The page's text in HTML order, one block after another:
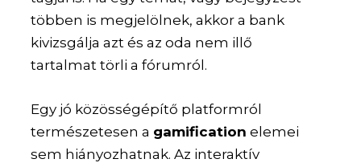
többen is megjelölnek, akkor a bank
kivizsgálja azt és az oda nem illő
tartalmat törli a fórumról.
Egy jó közösségépítő platformról
természetesen a gamification elemei
sem hiányozhatnak. Az interaktív